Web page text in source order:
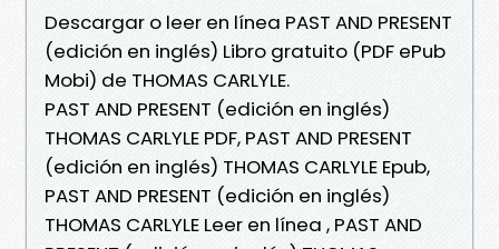
Descargar o leer en línea PAST AND PRESENT
(edición en inglés) Libro gratuito (PDF ePub
Mobi) de THOMAS CARLYLE.
PAST AND PRESENT (edición en inglés)
THOMAS CARLYLE PDF, PAST AND PRESENT
(edición en inglés) THOMAS CARLYLE Epub,
PAST AND PRESENT (edición en inglés)
THOMAS CARLYLE Leer en línea , PAST AND